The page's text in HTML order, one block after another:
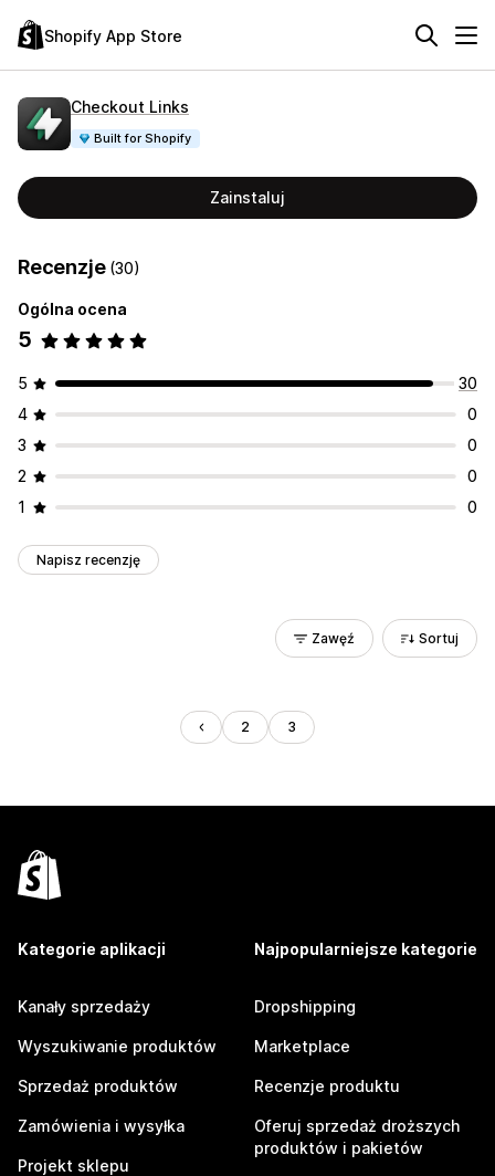
Shopify App Store
Checkout Links
Built for Shopify
Zainstaluj
Recenzje (30)
Ogólna ocena
5
5
30
4
0
3
0
2
0
1
0
Napisz recenzję
Zawęź Sortuj
2 3
Kategorie aplikacji
Kanały sprzedaży
Wyszukiwanie produktów
Sprzedaż produktów
Zamówienia i wysyłka
Projekt sklepu
Najpopularniejsze kategorie
Dropshipping
Marketplace
Recenzje produktu
Oferuj sprzedaż droższych
produktów i pakietów